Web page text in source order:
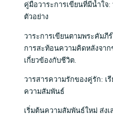
คู่มือวาระการเขียนที่มีน้ำใจ
ตัวอย่าง
วาระการเขียนตามพระคัม
การสะท้อนความคิดหลังจา
เกี่ยวข้องกับชีวิต.
วารสารความรักของคู่รัก: เ
ความสัมพันธ์
เริ่มต้นความสัมพันธ์ใหม่ ส่งเ